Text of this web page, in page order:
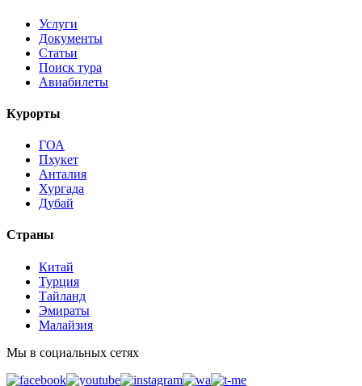
Услуги
Документы
Статьи
Поиск тура
Авиабилеты
Курорты
ГОА
Пхукет
Анталия
Хургада
Дубай
Страны
Китай
Турция
Тайланд
Эмираты
Малайзия
Мы в социальных сетях